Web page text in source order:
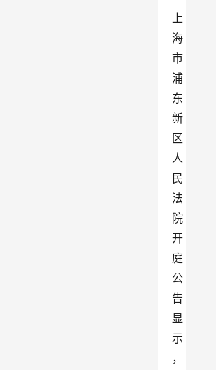
上
海
市
浦
东
新
区
人
民
法
院
开
庭
公
告
显
示
，